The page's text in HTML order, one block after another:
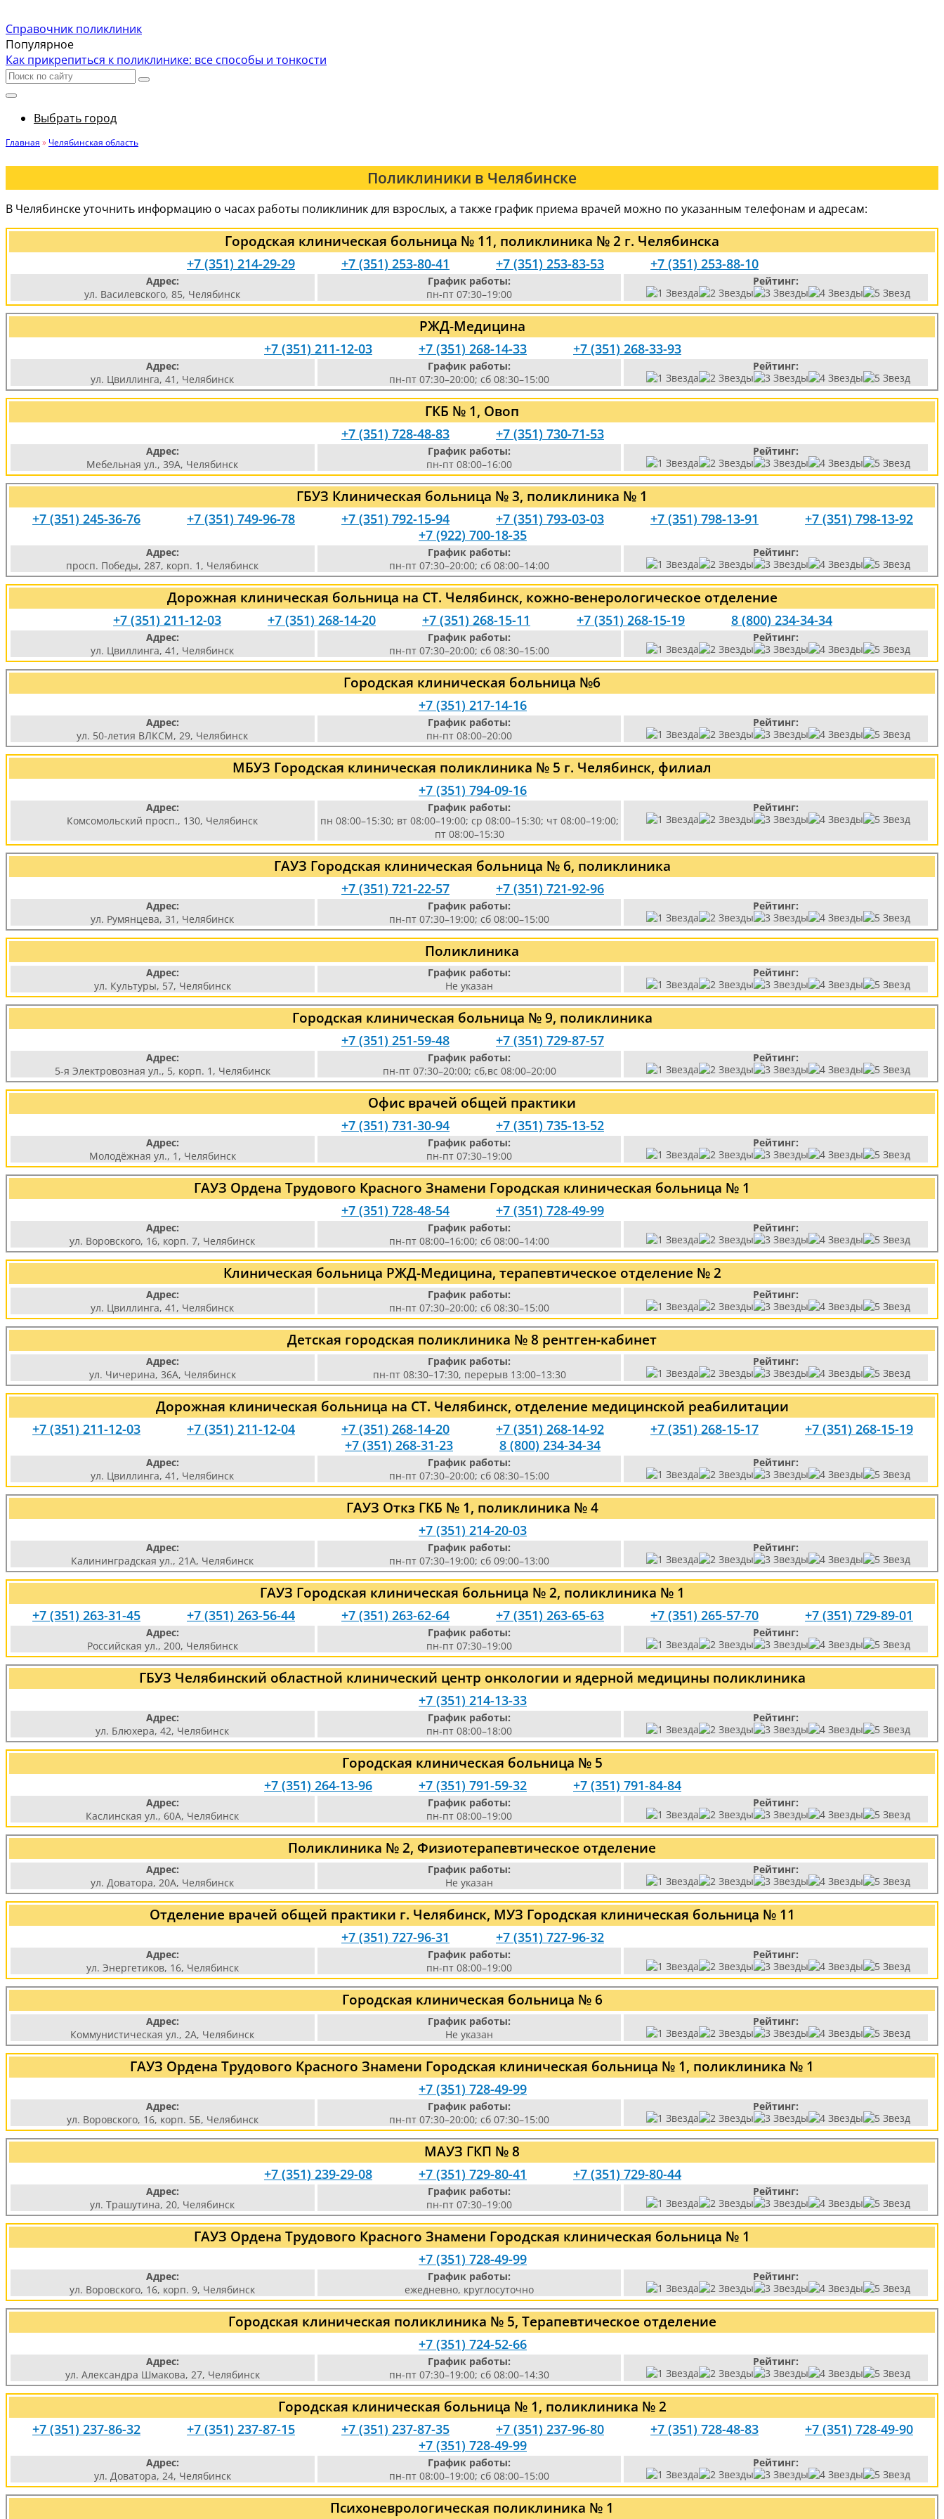
Справочник поликлиник
Популярное
Как прикрепиться к поликлинике: все способы и тонкости
Выбрать город
Главная » Челябинская область
Поликлиники в Челябинске
В Челябинске уточнить информацию о часах работы поликлиник для взрослых, а также график приема врачей можно по указанным телефонам и адресам:
Городская клиническая больница № 11, поликлиника № 2 г. Челябинска
+7 (351) 214-29-29 +7 (351) 253-80-41 +7 (351) 253-83-53 +7 (351) 253-88-10
Адрес:
ул. Василевского, 85, Челябинск
График работы:
пн-пт 07:30–19:00
Рейтинг:
РЖД-Медицина
+7 (351) 211-12-03 +7 (351) 268-14-33 +7 (351) 268-33-93
Адрес:
ул. Цвиллинга, 41, Челябинск
График работы:
пн-пт 07:30–20:00; сб 08:30–15:00
Рейтинг:
ГКБ № 1, Овоп
+7 (351) 728-48-83 +7 (351) 730-71-53
Адрес:
Мебельная ул., 39А, Челябинск
График работы:
пн-пт 08:00–16:00
Рейтинг:
ГБУЗ Клиническая больница № 3, поликлиника № 1
+7 (351) 245-36-76 +7 (351) 749-96-78 +7 (351) 792-15-94 +7 (351) 793-03-03 +7 (351) 798-13-91
+7 (351) 798-13-92
+7 (922) 700-18-35
Адрес:
просп. Победы, 287, корп. 1, Челябинск
График работы:
пн-пт 07:30–20:00; сб 08:00–14:00
Рейтинг:
Дорожная клиническая больница на СТ. Челябинск, кожно-венерологическое отделение
+7 (351) 211-12-03 +7 (351) 268-14-20 +7 (351) 268-15-11 +7 (351) 268-15-19 8 (800) 234-34-34
Адрес:
ул. Цвиллинга, 41, Челябинск
График работы:
пн-пт 07:30–20:00; сб 08:30–15:00
Рейтинг:
Городская клиническая больница №6
+7 (351) 217-14-16
Адрес:
ул. 50-летия ВЛКСМ, 29, Челябинск
График работы:
пн-пт 08:00–20:00
Рейтинг:
МБУЗ Городская клиническая поликлиника № 5 г. Челябинск, филиал
+7 (351) 794-09-16
Адрес:
Комсомольский просп., 130, Челябинск
График работы:
пн 08:00–15:30; вт 08:00–19:00; ср 08:00–15:30; чт 08:00–19:00;
пт 08:00–15:30
Рейтинг:
ГАУЗ Городская клиническая больница № 6, поликлиника
+7 (351) 721-22-57 +7 (351) 721-92-96
Адрес:
ул. Румянцева, 31, Челябинск
График работы:
пн-пт 07:30–19:00; сб 08:00–15:00
Рейтинг:
Поликлиника
Адрес:
ул. Культуры, 57, Челябинск
График работы:
Не указан
Рейтинг:
Городская клиническая больница № 9, поликлиника
+7 (351) 251-59-48 +7 (351) 729-87-57
Адрес:
5-я Электровозная ул., 5, корп. 1, Челябинск
График работы:
пн-пт 07:30–20:00; сб,вс 08:00–20:00
Рейтинг:
Офис врачей общей практики
+7 (351) 731-30-94 +7 (351) 735-13-52
Адрес:
Молодёжная ул., 1, Челябинск
График работы:
пн-пт 07:30–19:00
Рейтинг:
ГАУЗ Ордена Трудового Красного Знамени Городская клиническая больница № 1
+7 (351) 728-48-54 +7 (351) 728-49-99
Адрес:
ул. Воровского, 16, корп. 7, Челябинск
График работы:
пн-пт 08:00–16:00; сб 08:00–14:00
Рейтинг:
Клиническая больница РЖД-Медицина, терапевтическое отделение № 2
Адрес:
ул. Цвиллинга, 41, Челябинск
График работы:
пн-пт 07:30–20:00; сб 08:30–15:00
Рейтинг:
Детская городская поликлиника № 8 рентген-кабинет
Адрес:
ул. Чичерина, 36А, Челябинск
График работы:
пн-пт 08:30–17:30, перерыв 13:00–13:30
Рейтинг:
Дорожная клиническая больница на СТ. Челябинск, отделение медицинской реабилитации
+7 (351) 211-12-03 +7 (351) 211-12-04 +7 (351) 268-14-20 +7 (351) 268-14-92 +7 (351) 268-15-17
+7 (351) 268-15-19
+7 (351) 268-31-23
8 (800) 234-34-34
Адрес:
ул. Цвиллинга, 41, Челябинск
График работы:
пн-пт 07:30–20:00; сб 08:30–15:00
Рейтинг:
ГАУЗ Откз ГКБ № 1, поликлиника № 4
+7 (351) 214-20-03
Адрес:
Калининградская ул., 21А, Челябинск
График работы:
пн-пт 07:30–19:00; сб 09:00–13:00
Рейтинг:
ГАУЗ Городская клиническая больница № 2, поликлиника № 1
+7 (351) 263-31-45 +7 (351) 263-56-44 +7 (351) 263-62-64 +7 (351) 263-65-63 +7 (351) 265-57-70 +7 (351) 729-89-01
Адрес:
Российская ул., 200, Челябинск
График работы:
пн-пт 07:30–19:00
Рейтинг:
ГБУЗ Челябинский областной клинический центр онкологии и ядерной медицины поликлиника
+7 (351) 214-13-33
Адрес:
ул. Блюхера, 42, Челябинск
График работы:
пн-пт 08:00–18:00
Рейтинг:
Городская клиническая больница № 5
+7 (351) 264-13-96 +7 (351) 791-59-32 +7 (351) 791-84-84
Адрес:
Каслинская ул., 60А, Челябинск
График работы:
пн-пт 08:00–19:00
Рейтинг:
Поликлиника № 2, Физиотерапевтическое отделение
Адрес:
ул. Доватора, 20А, Челябинск
График работы:
Не указан
Рейтинг:
Отделение врачей общей практики г. Челябинск, МУЗ Городская клиническая больница № 11
+7 (351) 727-96-31 +7 (351) 727-96-32
Адрес:
ул. Энергетиков, 16, Челябинск
График работы:
пн-пт 08:00–19:00
Рейтинг:
Городская клиническая больница № 6
Адрес:
Коммунистическая ул., 2А, Челябинск
График работы:
Не указан
Рейтинг:
ГАУЗ Ордена Трудового Красного Знамени Городская клиническая больница № 1, поликлиника № 1
+7 (351) 728-49-99
Адрес:
ул. Воровского, 16, корп. 5Б, Челябинск
График работы:
пн-пт 07:30–20:00; сб 07:30–15:00
Рейтинг:
МАУЗ ГКП № 8
+7 (351) 239-29-08 +7 (351) 729-80-41 +7 (351) 729-80-44
Адрес:
ул. Трашутина, 20, Челябинск
График работы:
пн-пт 07:30–19:00
Рейтинг:
ГАУЗ Ордена Трудового Красного Знамени Городская клиническая больница № 1
+7 (351) 728-49-99
Адрес:
ул. Воровского, 16, корп. 9, Челябинск
График работы:
ежедневно, круглосуточно
Рейтинг:
Городская клиническая поликлиника № 5, Терапевтическое отделение
+7 (351) 724-52-66
Адрес:
ул. Александра Шмакова, 27, Челябинск
График работы:
пн-пт 07:30–19:00; сб 08:00–14:30
Рейтинг:
Городская клиническая больница № 1, поликлиника № 2
+7 (351) 237-86-32 +7 (351) 237-87-15 +7 (351) 237-87-35 +7 (351) 237-96-80 +7 (351) 728-48-83
+7 (351) 728-49-90
+7 (351) 728-49-99
Адрес:
ул. Доватора, 24, Челябинск
График работы:
пн-пт 08:00–19:00; сб 08:00–15:00
Рейтинг:
Психоневрологическая поликлиника № 1